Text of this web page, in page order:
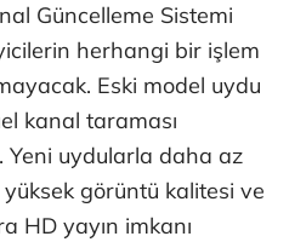
Güncelleme Sistemi
herhangi bir işlem
Eski model uydu
kanal taraması
Yeni uydularla daha az
görüntü kalitesi ve
HD yayın imkanı